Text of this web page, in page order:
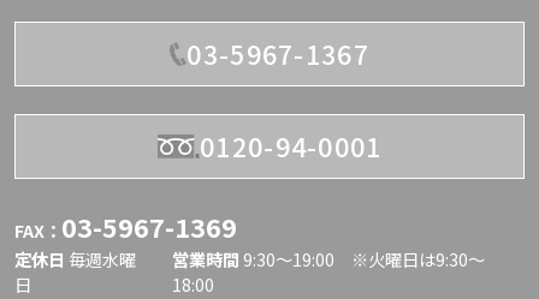
03-5967-1367
0120-94-0001
FAX： 03-5967-1369
定休日 毎週水曜
日
営業時間 9:30〜19:00 ※火曜日は9:30～
18:00